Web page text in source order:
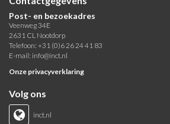
Post- en bezoekadres
Veenweg 34E
2631 CL Nootdorp
Telefoon: +31 (0)6 26 24 41 83
E-mail: info@inct.nl
Onze privacyverklaring
Volg ons
inct.nl